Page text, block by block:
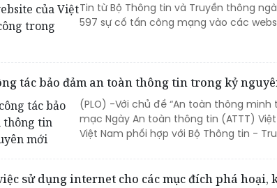
Tin từ Bộ Thông tin và Truyền thông
597 sự cố tấn công mạng vào các
tác bảo đảm an toàn thông tin trong kỷ
(PLO) -Với chủ đề “An toàn thông
mạc Ngày An toàn thông tin (ATTT) Việt
Việt Nam phối hợp với Bộ Thông tin -
sử dụng internet cho các mục đích phá hoại,